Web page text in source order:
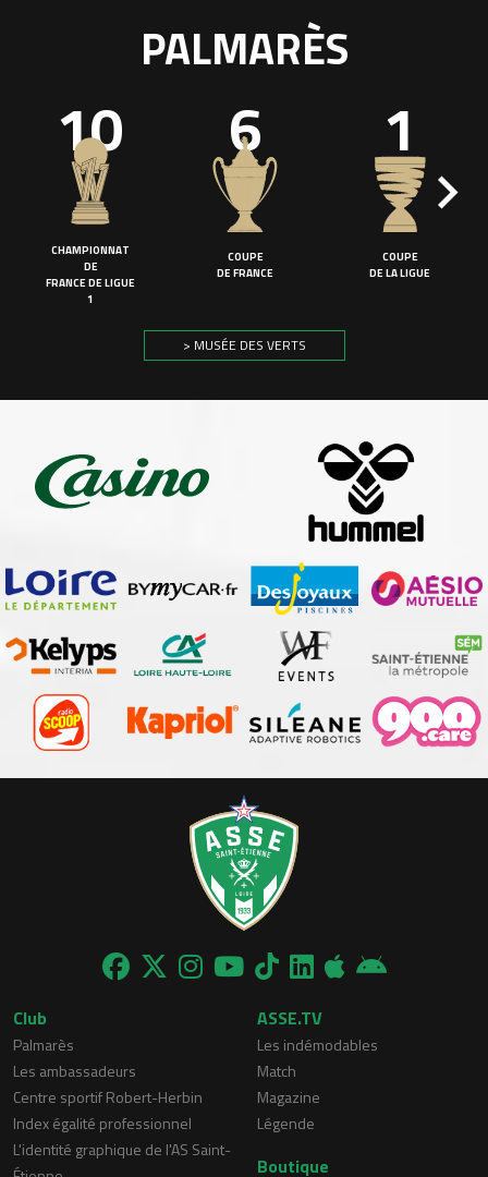
PALMARÈS
10
CHAMPIONNAT
DE
FRANCE DE LIGUE
1
6
COUPE
DE FRANCE
1
COUPE
DE LA LIGUE
> MUSÉE DES VERTS
Club
Palmarès
Les ambassadeurs
Centre sportif Robert-Herbin
Index égalité professionnel
L'identité graphique de l'AS Saint-
ASSE.TV
Les indémodables
Match
Magazine
Légende
Boutique